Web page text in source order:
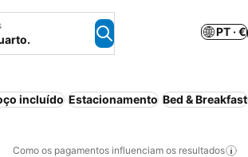
PT · €
incluído Estacionamento Bed & Breakfast
Como os pagamentos influenciam os resultados